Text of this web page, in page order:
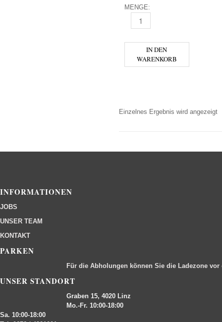
MENGE:
PAMPERO - ANIVERSARIO
IN DEN
WARENKORB
Einzelnes Ergebnis wird angezeigt
INFORMATIONEN
JOBS
UNSER TEAM
KONTAKT
PARKEN
Für die Abholungen können Sie die Ladezone
UNSER STANDORT
Graben 15, 4020 Linz
Mo.-Fr. 10:00-18:00
Sa. 10:00-18:00